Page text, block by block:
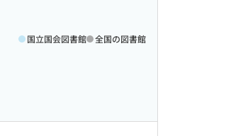
国立国会図書館 全国の図書館